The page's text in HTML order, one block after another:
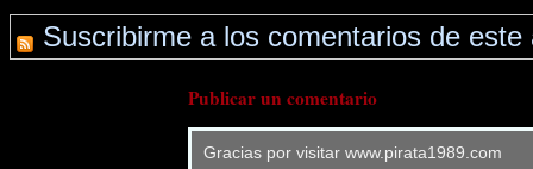
Suscribirme a los comentarios de este
Publicar un comentario
Gracias por visitar www.pirata1989.com